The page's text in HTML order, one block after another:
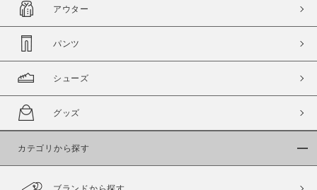
アウター
パンツ
シューズ
グッズ
カテゴリから探す